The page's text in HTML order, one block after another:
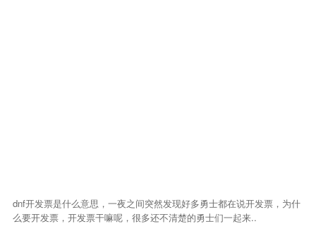
dnf开发票是什么意思，一夜之间突然发现好多勇士都在说开发票，为什
么要开发票，开发票干嘛呢，很多还不清楚的勇士们一起来..